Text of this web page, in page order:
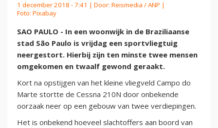
1 december 2018 - 7:41 | Door: Reismedia / ANP |
Foto: Pixabay
SAO PAULO - In een woonwijk in de Braziliaanse
stad São Paulo is vrijdag een sportvliegtuig
neergestort. Hierbij zijn ten minste twee mensen
omgekomen en twaalf gewond geraakt.
Kort na opstijgen van het kleine vliegveld Campo do
Marte stortte de Cessna 210N door onbekende
oorzaak neer op een gebouw van twee verdiepingen.
Het is onbekend hoeveel slachtoffers aan boord van